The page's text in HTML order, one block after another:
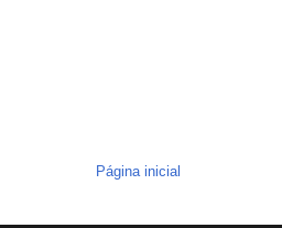
Página inicial